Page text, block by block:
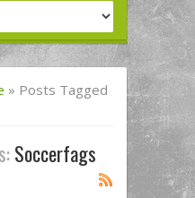
» Posts Tagged
Soccerfags